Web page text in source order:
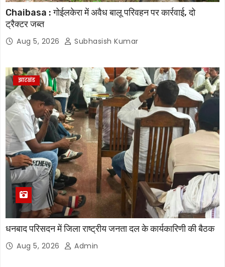
Chaibasa : गोईलकेरा में अवैध बालू परिवहन पर कार्रवाई, दो
ट्रैक्टर जब्त
Aug 5, 2026 Subhasish Kumar
झारखंड
धनबाद परिसदन में जिला राष्ट्रीय जनता दल के कार्यकारिणी की बैठक
Aug 5, 2026 Admin